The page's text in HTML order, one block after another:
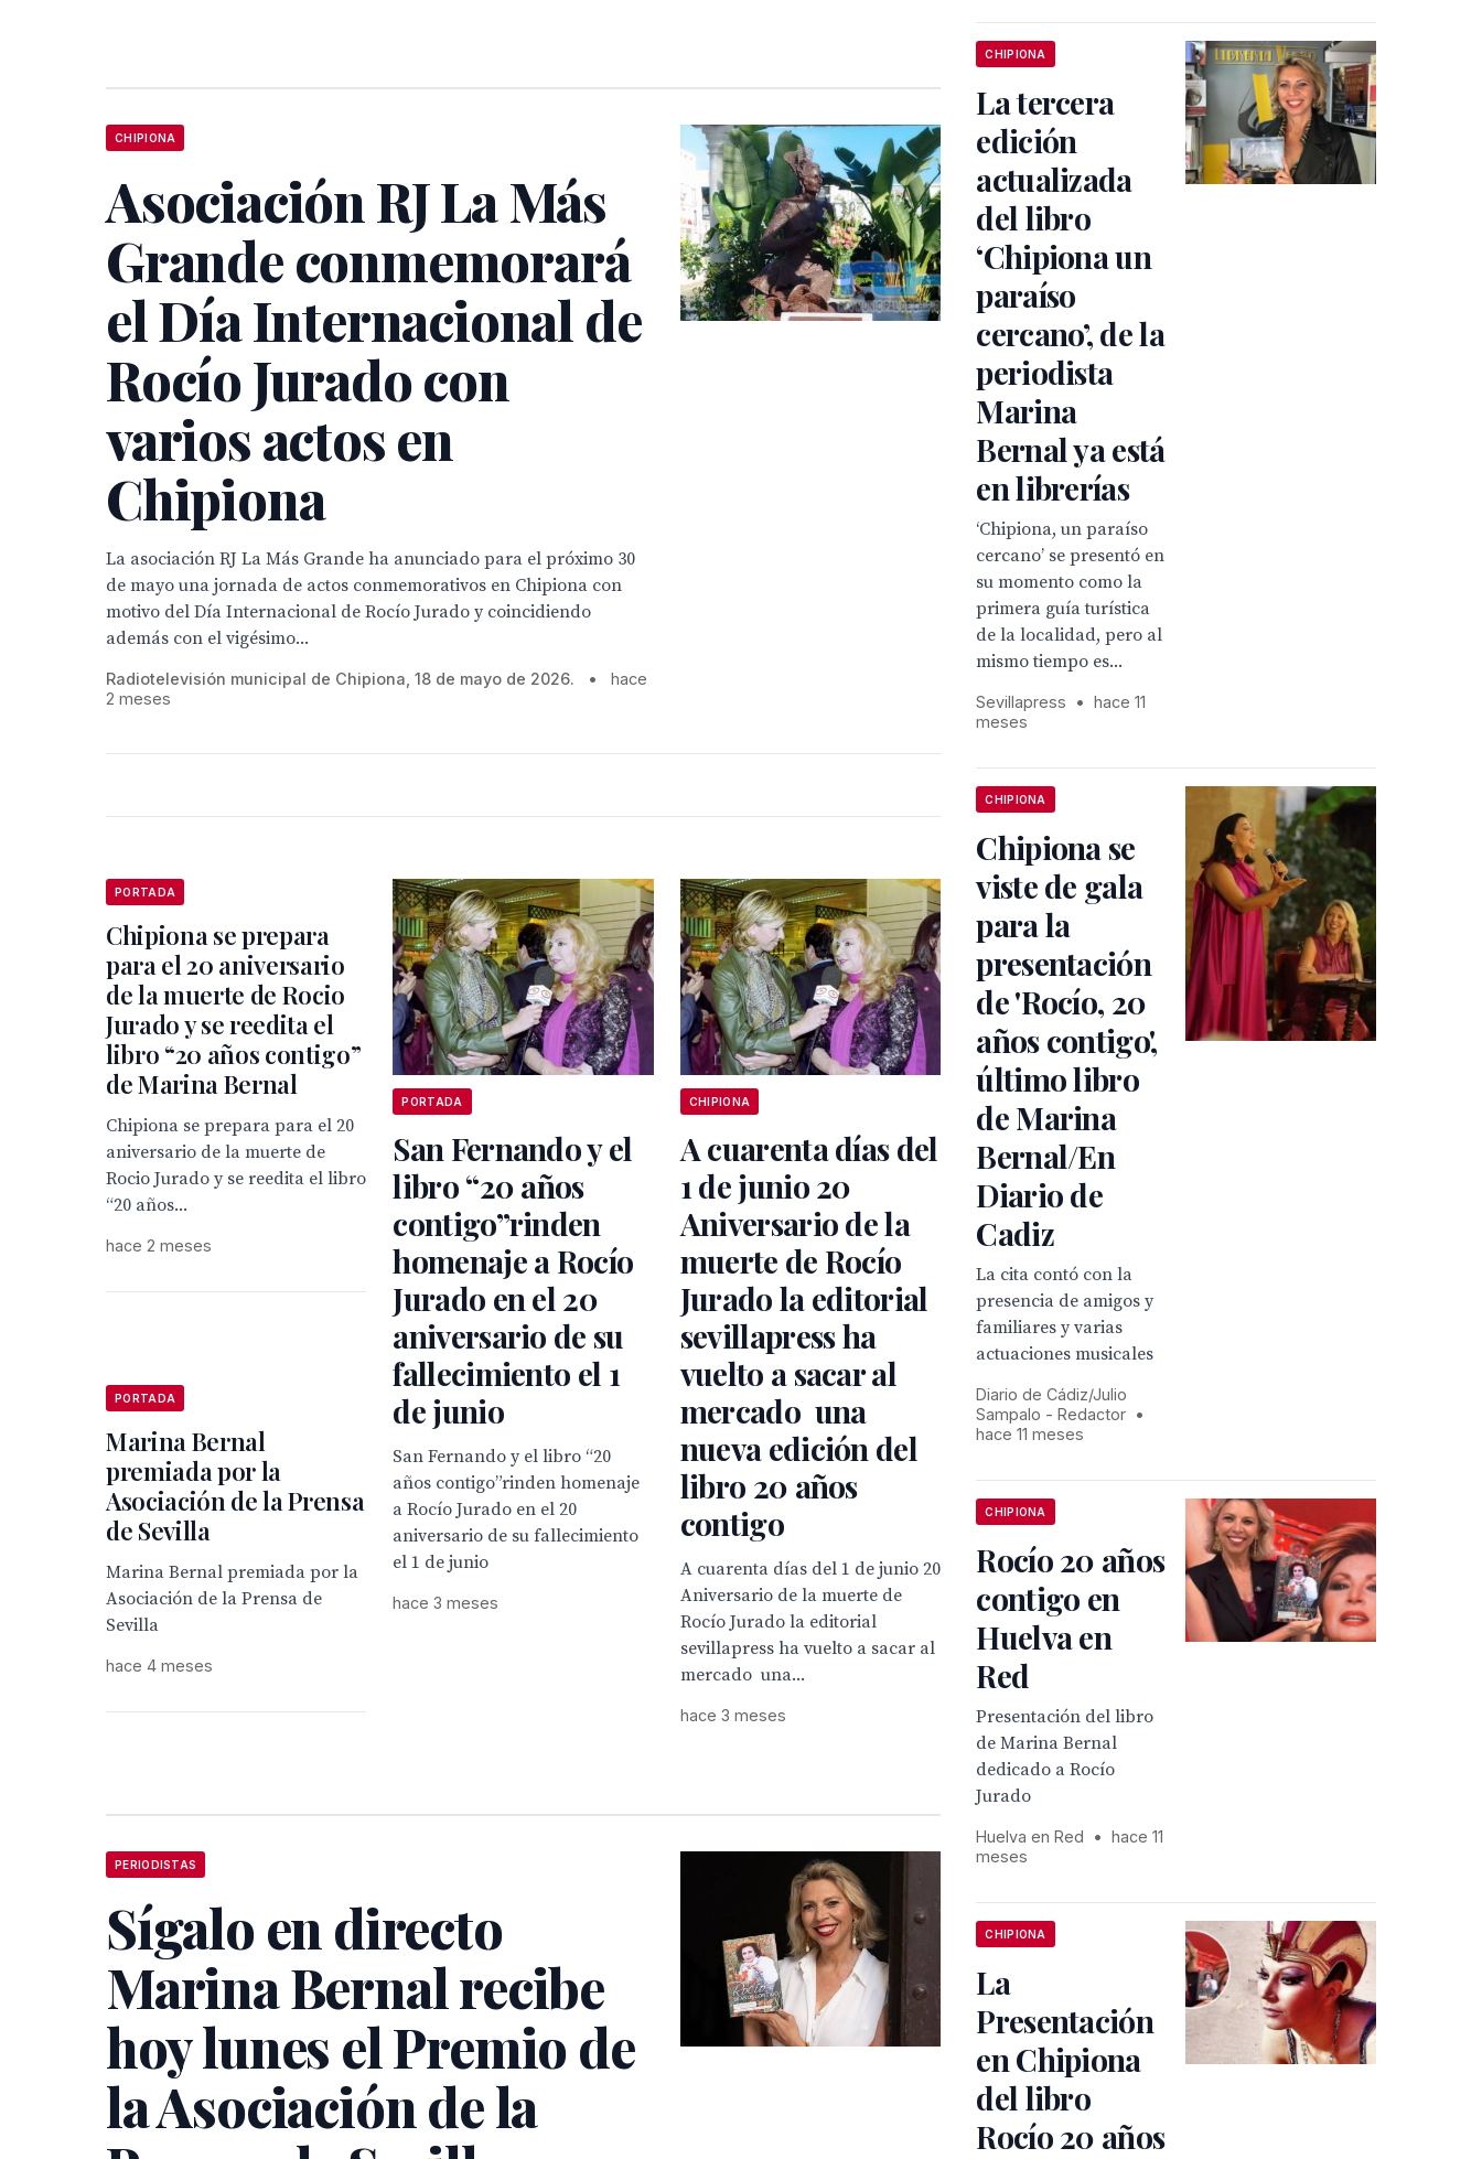
CHIPIONA
Asociación RJ La Más
Grande conmemorará
el Día Internacional de
Rocío Jurado con
varios actos en
Chipiona
La asociación RJ La Más Grande ha anunciado para el próximo 30
de mayo una jornada de actos conmemorativos en Chipiona con
motivo del Día Internacional de Rocío Jurado y coincidiendo
además con el vigésimo...
Radiotelevisión municipal de Chipiona, 18 de mayo de 2026. •
hace
2 meses
PORTADA
Chipiona se prepara
para el 20 aniversario
de la muerte de Rocio
Jurado y se reedita el
libro “20 años contigo”
de Marina Bernal
Chipiona se prepara para el 20
aniversario de la muerte de
Rocio Jurado y se reedita el libro
“20 años...
hace 2 meses
PORTADA
San Fernando y el
libro “20 años
contigo”rinden
homenaje a Rocío
Jurado en el 20
aniversario de su
fallecimiento el 1
de junio
San Fernando y el libro “20
años contigo”rinden homenaje
a Rocío Jurado en el 20
aniversario de su fallecimiento
el 1 de junio
hace 3 meses
CHIPIONA
A cuarenta días del
1 de junio 20
Aniversario de la
muerte de Rocío
Jurado la editorial
sevillapress ha
vuelto a sacar al
mercado una
nueva edición del
libro 20 años
contigo
A cuarenta días del 1 de junio 20
Aniversario de la muerte de
Rocío Jurado la editorial
sevillapress ha vuelto a sacar al
mercado una...
hace 3 meses
PORTADA
Marina Bernal
premiada por la
Asociación de la Prensa
de Sevilla
Marina Bernal premiada por la
Asociación de la Prensa de
Sevilla
hace 4 meses
PERIODISTAS
Sígalo en directo
Marina Bernal recibe
hoy lunes el Premio de
la Asociación de la
CHIPIONA
La tercera
edición
actualizada
del libro
‘Chipiona un
paraíso
cercano’, de la
periodista
Marina
Bernal ya está
en librerías
‘Chipiona, un paraíso
cercano’ se presentó en
su momento como la
primera guía turística
de la localidad, pero al
mismo tiempo es...
Sevillapress •
hace 11
meses
CHIPIONA
Chipiona se
viste de gala
para la
presentación
de 'Rocío, 20
años contigo',
último libro
de Marina
Bernal/En
Diario de
Cadiz
La cita contó con la
presencia de amigos y
familiares y varias
actuaciones musicales
Diario de Cádiz/Julio
Sampalo - Redactor •
hace 11 meses
CHIPIONA
Rocío 20 años
contigo en
Huelva en
Red
Presentación del libro
de Marina Bernal
dedicado a Rocío
Jurado
Huelva en Red •
hace 11
meses
CHIPIONA
La
Presentación
en Chipiona
del libro
Rocío 20 años